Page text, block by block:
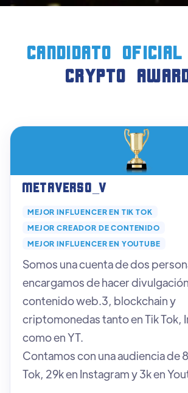
candidato oficial
crypto
Metaverso_v
MEJOR INFLUENCER EN TIK TOK
MEJOR CREADOR DE CONTENIDO
MEJOR INFLUENCER EN YOUTUBE
Somos una cuenta de dos
encargamos de hacer
contenido web.3, blockchain y
criptomonedas tanto en Tik Tok,
como en YT.
Contamos con una audiencia de
Tok, 29k en Instagram y 3k en